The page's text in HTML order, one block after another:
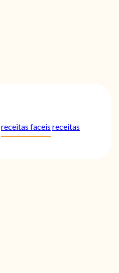
receitas faceis receitas